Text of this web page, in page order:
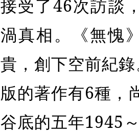
接受了46次訪談
渦真相。《無愧
貴，創下空前紀
版的著作有6種，
谷底的五年1945